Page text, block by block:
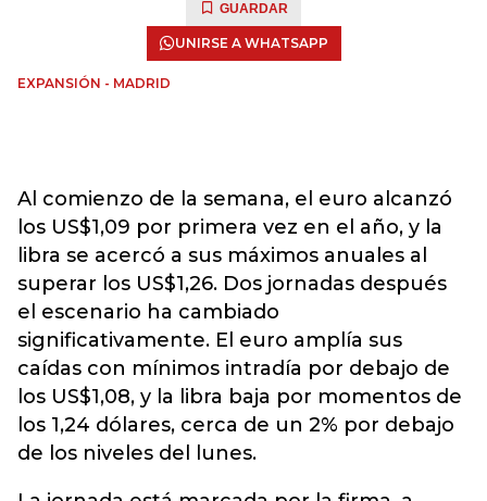
GUARDAR
UNIRSE A WHATSAPP
EXPANSIÓN - MADRID
Al comienzo de la semana, el euro alcanzó
los US$1,09 por primera vez en el año, y la
libra se acercó a sus máximos anuales al
superar los US$1,26. Dos jornadas después
el escenario ha cambiado
significativamente. El euro amplía sus
caídas con mínimos intradía por debajo de
los US$1,08, y la libra baja por momentos de
los 1,24 dólares, cerca de un 2% por debajo
de los niveles del lunes.